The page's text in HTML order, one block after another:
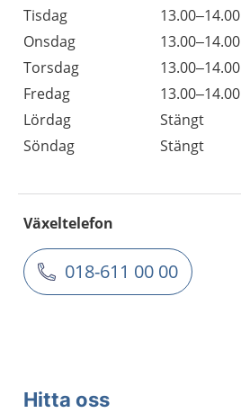
Tisdag
13.00–14.00
Onsdag
13.00–14.00
Torsdag
13.00–14.00
Fredag
13.00–14.00
Lördag
Stängt
Söndag
Stängt
Växeltelefon
018-611 00 00
Hitta oss